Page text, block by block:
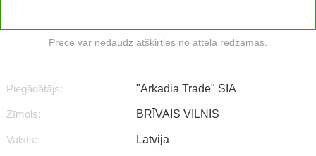
Prece var nedaudz atšķirties no attēlā redzamās.
Piegādātājs: "Arkadia Trade" SIA
Zīmols: BRĪVAIS VILNIS
Valsts: Latvija